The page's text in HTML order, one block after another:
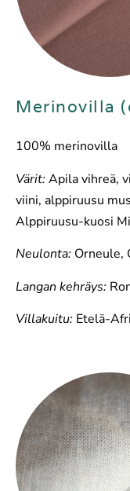
Merinovilla
100% merinovilla
Värit:Apila vihreä,
viini, alppiruusu
Alppiruusu-kuosi
Neulonta: Orneule,
Langan kehräys:
Villakuitu: Etelä-